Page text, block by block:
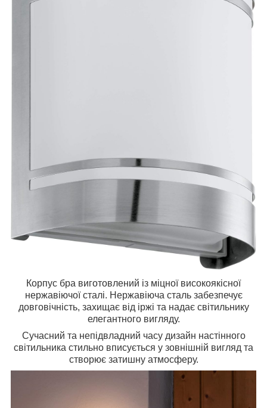
Корпус бра виготовлений із міцної високоякісної
нержавіючої сталі. Нержавіюча сталь забезпечує
довговічність, захищає від іржі та надає світильнику
елегантного вигляду.
Сучасний та непідвладний часу дизайн настінного
світильника стильно вписується у зовнішній вигляд та
створює затишну атмосферу.